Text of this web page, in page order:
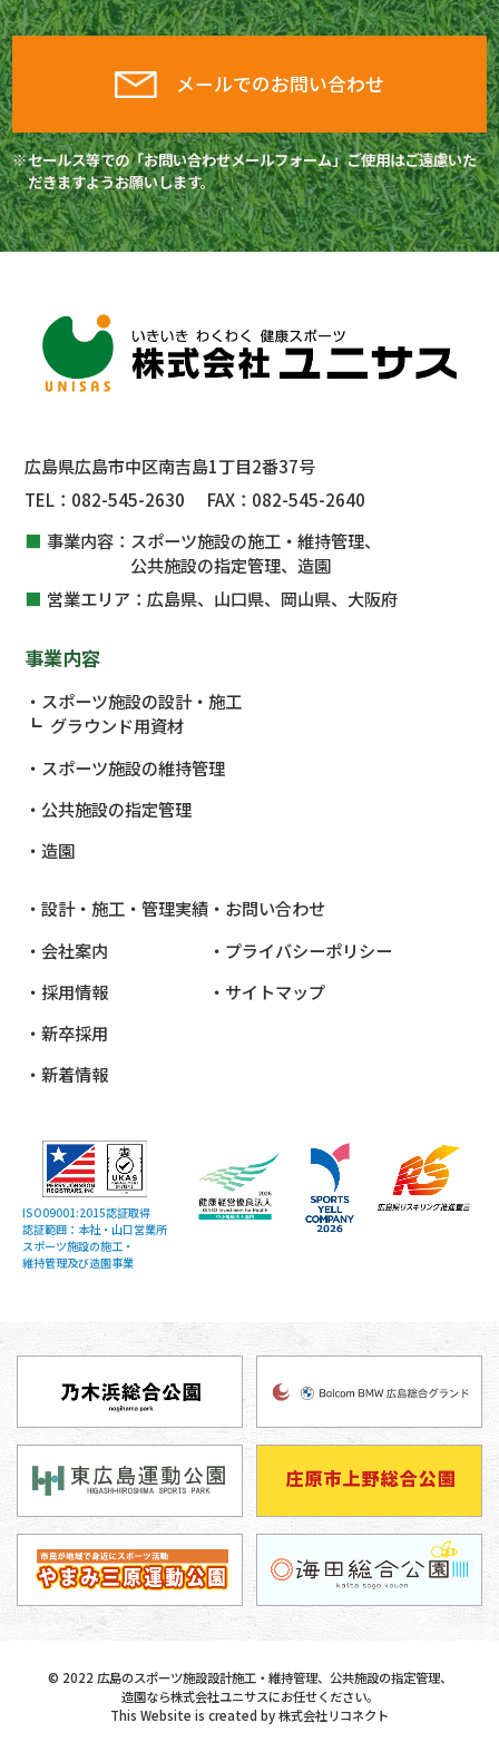
メールでのお問い合わせ
セールス等での「お問い合わせメールフォーム」ご使用はご遠慮いた
だきますようお願いします。
広島県広島市中区南吉島1丁目2番37号
TEL： 082-545-2630 FAX： 082-545-2640
事業内容： スポーツ施設の施工・維持管理、
公共施設の指定管理、 造園
営業エリア： 広島県、山口県、岡山県、大阪府
事業内容
スポーツ施設の設計・施工
グラウンド用資材
スポーツ施設の維持管理
公共施設の指定管理
造園
設計・施工・管理実績
会社案内
採用情報
新卒採用
新着情報
お問い合わせ
プライバシーポリシー
サイトマップ
ISO09001:2015認証取得
認証範囲：本社・山口営業所
スポーツ施設の施工・
維持管理及び造園事業
© 2022 広島のスポーツ施設設計施工・維持管理、公共施設の指定管理、
造園なら株式会社ユニサスにお任せください。
This Website is created by株式会社リコネクト